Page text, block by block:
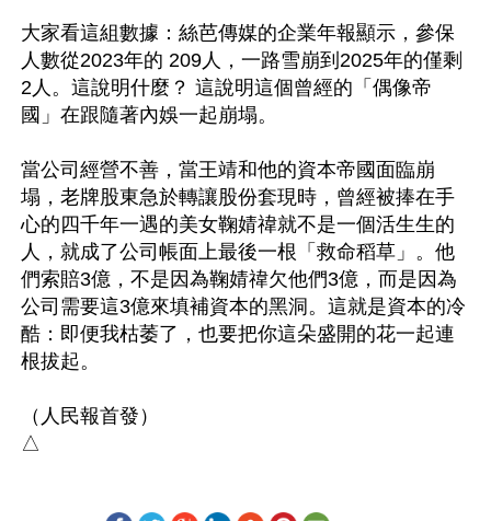
大家看這組數據：絲芭傳媒的企業年報顯示，參保
人數從2023年的 209人，一路雪崩到2025年的僅剩
2人。這說明什麼？ 這說明這個曾經的「偶像帝
國」在跟隨著內娛一起崩塌。
當公司經營不善，當王靖和他的資本帝國面臨崩
塌，老牌股東急於轉讓股份套現時，曾經被捧在手
心的四千年一遇的美女鞠婧禕就不是一個活生生的
人，就成了公司帳面上最後一根「救命稻草」。他
們索賠3億，不是因為鞠婧禕欠他們3億，而是因為
公司需要這3億來填補資本的黑洞。這就是資本的冷
酷：即便我枯萎了，也要把你這朵盛開的花一起連
根拔起。
（人民報首發）